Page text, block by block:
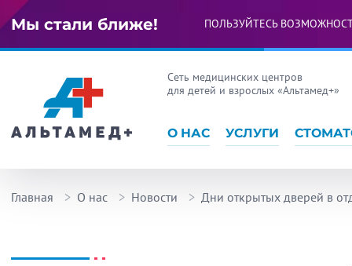
Мы стали ближе! ПОЛЬЗУЙТЕСЬ
Сеть медицинских центров
для детей и взрослых «Альтамед+»
О НАС УСЛУГИ
Главная О нас Новости Дни открытых дверей в